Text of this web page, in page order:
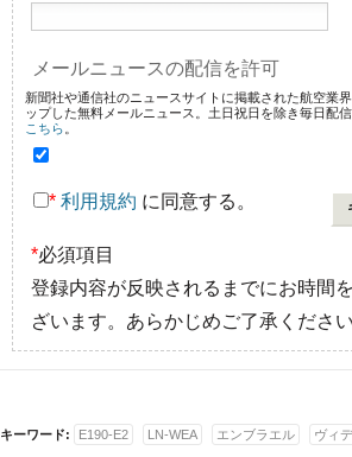
メールニュースの配信を許可
新聞社や通信社のニュースサイトに掲載された航空業
ップした無料メールニュース。土日祝日を除き毎日配
こちら
* 利用規約 に同意する。
*必須項目
登録内容が反映されるまでにお時間
ざいます。あらかじめご了承ください
キーワード: E190-E2 LN-WEA エンブラエル ヴィ